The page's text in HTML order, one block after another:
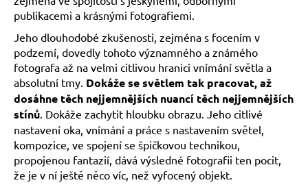
publikacemi a krásnými fotografiemi.
Jeho dlouhodobé zkušenosti, zejména s focením v
podzemí, dovedly tohoto významného a známého
fotografa až na velmi citlivou hranici vnímání světla a
absolutní tmy. Dokáže se světlem tak pracovat, až
dosáhne těch nejjemnějších nuancí těch nejjemnějších
stínů . Dokáže zachytit hloubku obrazu. Jeho citlivé
nastavení oka, vnímání a práce s nastavením světel,
kompozice, ve spojení se špičkovou technikou,
propojenou fantazií, dává výsledné fotografii ten pocit,
že je v ní ještě něco víc, než vyfocený objekt.
ř
e
b
u
j
e
t
e
n
a